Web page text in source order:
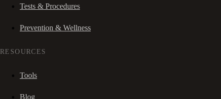
Tests & Procedures
Prevention & Wellness
RESOURCES
Tools
Blog